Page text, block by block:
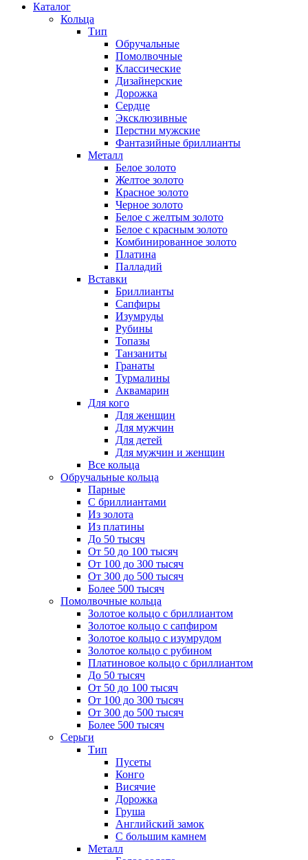
Каталог
Кольца
Тип
Обручальные
Помолвочные
Классические
Дизайнерские
Дорожка
Сердце
Эксклюзивные
Перстни мужские
Фантазийные бриллианты
Металл
Белое золото
Желтое золото
Красное золото
Черное золото
Белое с желтым золото
Белое с красным золото
Комбинированное золото
Платина
Палладий
Вставки
Бриллианты
Сапфиры
Изумруды
Рубины
Топазы
Танзаниты
Гранаты
Турмалины
Аквамарин
Для кого
Для женщин
Для мужчин
Для детей
Для мужчин и женщин
Все кольца
Обручальные кольца
Парные
С бриллиантами
Из золота
Из платины
До 50 тысяч
От 50 до 100 тысяч
От 100 до 300 тысяч
От 300 до 500 тысяч
Более 500 тысяч
Помолвочные кольца
Золотое кольцо с бриллиантом
Золотое кольцо с сапфиром
Золотое кольцо с изумрудом
Золотое кольцо с рубином
Платиновое кольцо с бриллиантом
До 50 тысяч
От 50 до 100 тысяч
От 100 до 300 тысяч
От 300 до 500 тысяч
Более 500 тысяч
Серьги
Тип
Пусеты
Конго
Висячие
Дорожка
Груша
Английский замок
С большим камнем
Металл